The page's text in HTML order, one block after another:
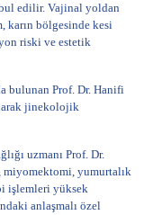
edilir. Vajinal yoldan
karın bölgesinde kesi
riski ve estetik
bulunan Prof. Dr. Hanifi
jinekolojik
uzmanı Prof. Dr.
yumurtalık
işlemleri yüksek
anlaşmalı özel